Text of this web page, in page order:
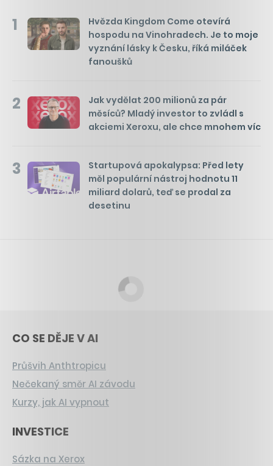
1
Hvězda Kingdom Come otevírá
hospodu na Vinohradech. Je to moje
vyznání lásky k Česku, říká miláček
fanoušků
2
Jak vydělat 200 milionů za pár
měsíců? Mladý investor to zvládl s
akciemi Xeroxu, ale chce mnohem víc
3
Startupová apokalypsa: Před lety
měl populární nástroj hodnotu 11
miliard dolarů, teď se prodal za
desetinu
CO SE DĚJE V AI
Průšvih Anthtropicu
Nečekaný směr AI závodu
Kurzy, jak AI vypnout
INVESTICE
Sázka na Xerox